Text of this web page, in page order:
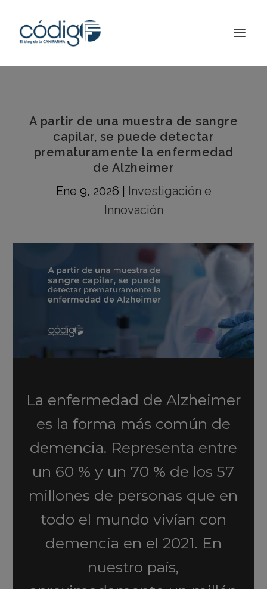
A partir de una muestra de sangre
capilar, se puede detectar
prematuramente la enfermedad
de Alzheimer
Ene 9, 2026
Investigación e
Innovación
La enfermedad de Alzheimer
es la forma más común de
demencia. Representa entre
un 60 % y un 70 % de los 57
millones de personas que en
todo el mundo vivían con
demencia en el 2021. En
nuestro país,